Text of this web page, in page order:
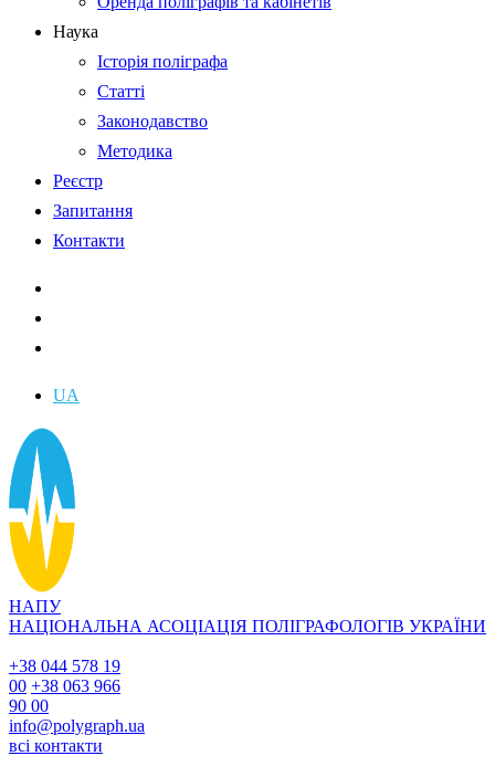
Наука
Історія поліграфа
Статті
Законодавство
Методика
Реєстр
Запитання
Контакти
UA
НАПУ
НАЦІОНАЛЬНА АСОЦІАЦІЯ ПОЛІГРАФОЛОГІВ УКРАЇНИ
+38 044 578 19
00 +38 063 966
90 00
info@polygraph.ua
всі контакти